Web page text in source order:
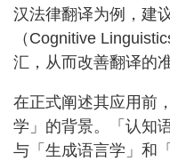
汉法律翻译为例，建
（Cognitive
汇，从而改善翻译的
在正式阐述其应用前
学」的背景。「认知
与「生成语言学」和